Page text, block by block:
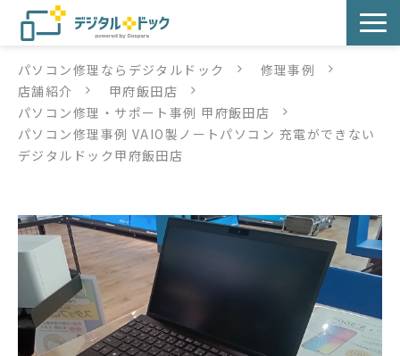
パソコン修理
サービス
店舗紹介
デジタルドックブログ
パソコン修理ならデジタルドック
修理事例
店舗紹介
甲府飯田店
パソコン修理・サポート事例 甲府飯田店
パソコン修理事例 VAIO製ノートパソコン 充電ができない
デジタルドック甲府飯田店